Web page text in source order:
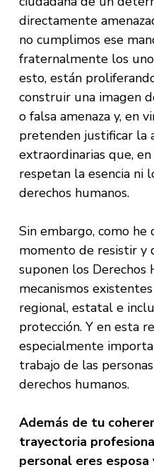
directamente
no cumplimos ese
fraternalmente los
esto, están
construir una imagen
o falsa amenaza y, en
pretenden justificar la
extraordinarias que, en
respetan la esencia ni
derechos humanos.
Sin embargo, como he
momento de resistir y
suponen los Derechos
mecanismos
regional, estatal e
protección. Y en esta
especialmente
trabajo de las
derechos humanos.
Además de tu
trayectoria
personal eres esposa